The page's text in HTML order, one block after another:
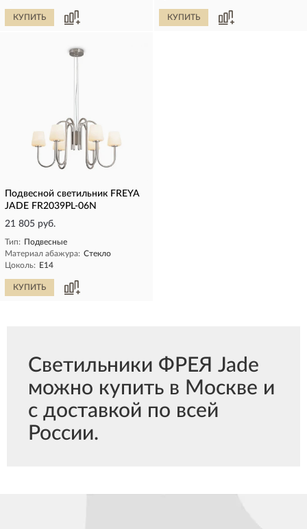
КУПИТЬ КУПИТЬ
Подвесной светильник FREYA
JADE FR2039PL-06N
21 805 руб.
Тип: Подвесные
Материал абажура: Стекло
Цоколь: E14
КУПИТЬ
Светильники ФРЕЯ Jade
можно купить в Москве и
с доставкой по всей
России.